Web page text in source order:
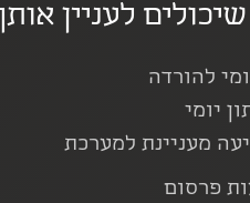
לעניין
להורדה
יומי
מעניינת למערכת
פרסום